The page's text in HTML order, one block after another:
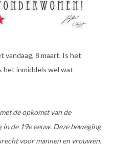
vandaag, 8 maart. Is het
het inmiddels wel wat
de opkomst van de
de 19e eeuw. Deze beweging
voor mannen en vrouwen.